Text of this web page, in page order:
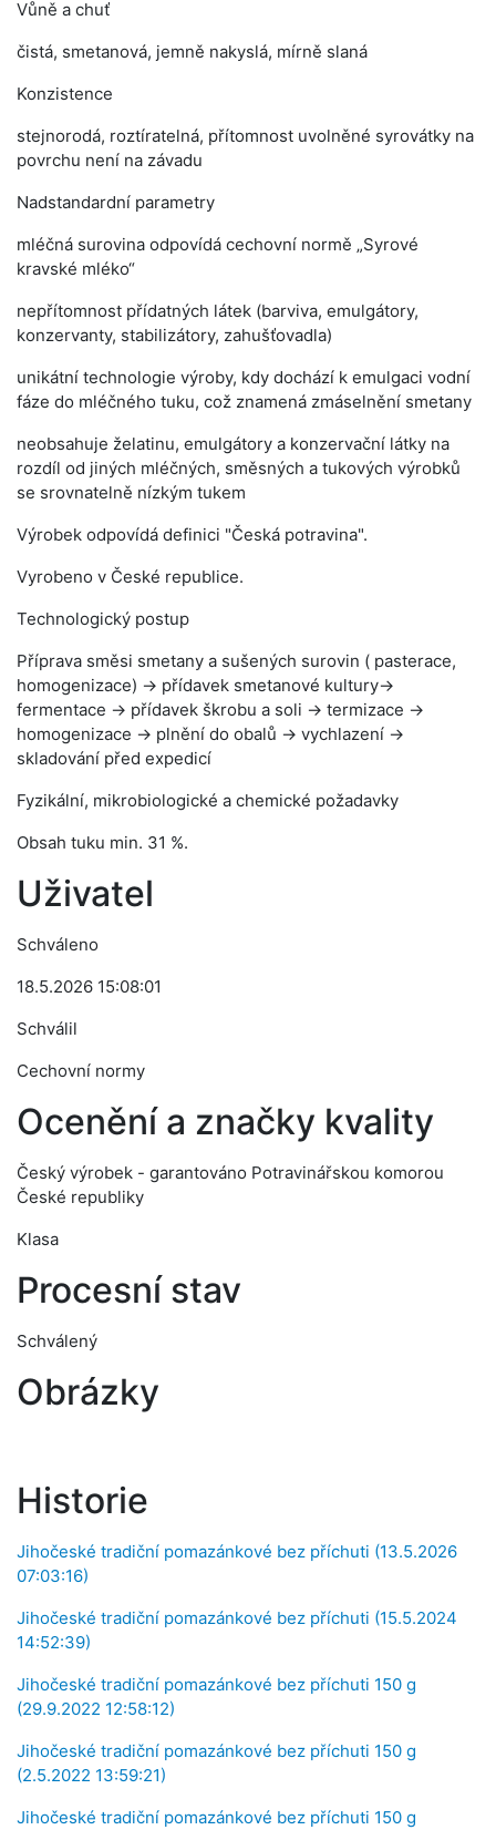
Vůně a chuť
čistá, smetanová, jemně nakyslá, mírně slaná
Konzistence
stejnorodá, roztíratelná, přítomnost uvolněné syrovátky na
povrchu není na závadu
Nadstandardní parametry
mléčná surovina odpovídá cechovní normě „Syrové
kravské mléko“
nepřítomnost přídatných látek (barviva, emulgátory,
konzervanty, stabilizátory, zahušťovadla)
unikátní technologie výroby, kdy dochází k emulgaci vodní
fáze do mléčného tuku, což znamená zmáselnění smetany
neobsahuje želatinu, emulgátory a konzervační látky na
rozdíl od jiných mléčných, směsných a tukových výrobků
se srovnatelně nízkým tukem
Výrobek odpovídá definici "Česká potravina".
Vyrobeno v České republice.
Technologický postup
Příprava směsi smetany a sušených surovin ( pasterace,
homogenizace) → přídavek smetanové kultury→
fermentace → přídavek škrobu a soli → termizace →
homogenizace → plnění do obalů → vychlazení →
skladování před expedicí
Fyzikální, mikrobiologické a chemické požadavky
Obsah tuku min. 31 %.
Uživatel
Schváleno
18.5.2026 15:08:01
Schválil
Cechovní normy
Ocenění a značky kvality
Český výrobek - garantováno Potravinářskou komorou
České republiky
Klasa
Procesní stav
Schválený
Obrázky
Historie
Jihočeské tradiční pomazánkové bez příchuti (13.5.2026
07:03:16)
Jihočeské tradiční pomazánkové bez příchuti (15.5.2024
14:52:39)
Jihočeské tradiční pomazánkové bez příchuti 150 g
(29.9.2022 12:58:12)
Jihočeské tradiční pomazánkové bez příchuti 150 g
(2.5.2022 13:59:21)
Jihočeské tradiční pomazánkové bez příchuti 150 g